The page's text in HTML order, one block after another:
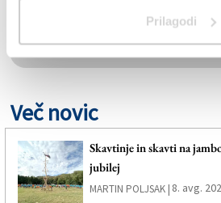
Prilagodi
Več novic
Skavtinje in skavti na
jubilej
MARTIN POLJSAK | 8. avg.